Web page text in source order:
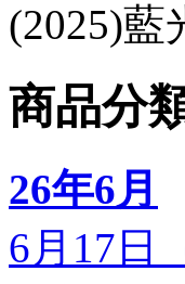
(2025)藍
商品分
26年6月
6月17日